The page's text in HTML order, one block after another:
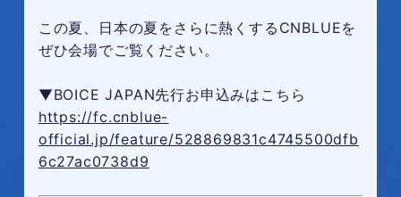
この夏、日本の夏をさらに熱くするCNBLUEを
ぜひ会場でご覧ください。
▼BOICE JAPAN先行お申込みはこちら
https://fc.cnblue-
official.jp/feature/528869831c4745500dfb
6c27ac0738d9